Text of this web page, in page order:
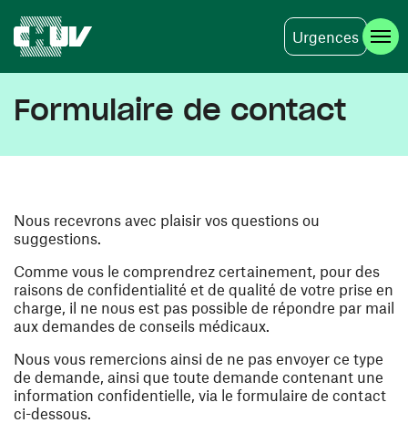
Urgences
Formulaire de contact
Nous recevrons avec plaisir vos questions ou
suggestions.
Comme vous le comprendrez certainement, pour des
raisons de confidentialité et de qualité de votre prise en
charge, il ne nous est pas possible de répondre par mail
aux demandes de conseils médicaux.
Nous vous remercions ainsi de ne pas envoyer ce type
de demande, ainsi que toute demande contenant une
information confidentielle, via le formulaire de contact
ci-dessous.